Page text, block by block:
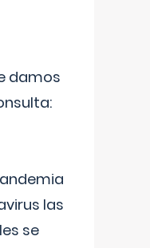
damos
las
se